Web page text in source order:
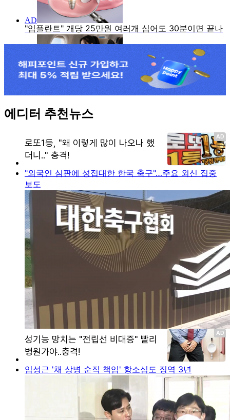
에디터 추천뉴스
"외국인 심판에 성접대한 한국 축구"…주요 외신 집중
보도
임성근 '채 상병 순직 책임' 항소심도 징역 3년